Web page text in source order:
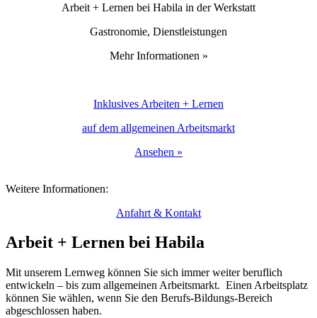
Arbeit + Lernen bei Habila in der Werkstatt
Gastronomie, Dienstleistungen
Mehr Informationen »
Inklusives Arbeiten + Lernen
auf dem allgemeinen Arbeitsmarkt
Ansehen »
Weitere Informationen:
Anfahrt & Kontakt
Arbeit + Lernen bei Habila
Mit unserem Lernweg können Sie sich immer weiter beruflich
entwickeln – bis zum allgemeinen Arbeitsmarkt. Einen Arbeitsplatz
können Sie wählen, wenn Sie den Berufs-Bildungs-Bereich
abgeschlossen haben.